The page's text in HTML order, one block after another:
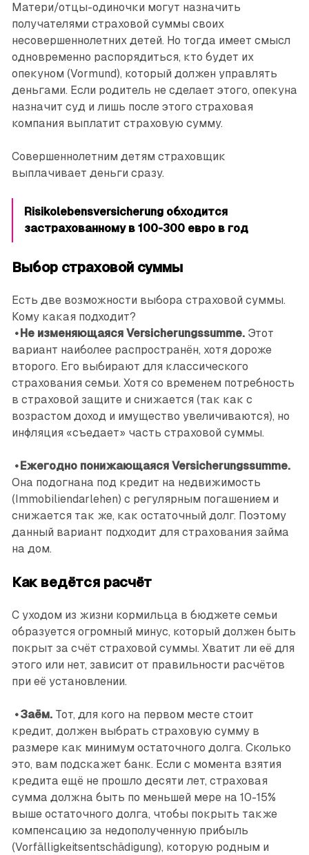
Матери/отцы-одиночки могут назначить
получателями страховой суммы своих
несовершеннолетних детей. Но тогда имеет смысл
одновременно распорядиться, кто будет их
опекуном (Vormund), который должен управлять
деньгами. Если родитель не сделает этого, опекуна
назначит суд и лишь после этого страховая
компания выплатит страховую сумму.
Совершеннолетним детям страховщик
выплачивает деньги сразу.
Risikolebensversicherung обходится
застрахованному в 100-300 евро в год
Выбор страховой суммы
Есть две возможности выбора страховой суммы.
Кому какая подходит?
• Не изменяющаяся Versicherungssumme.Этот
вариант наиболее распространён, хотя дороже
второго. Его выбирают для классического
страхования семьи. Хотя со временем потребность
в страховой защите и снижается (так как с
возрастом доход и имущество увеличиваются), но
инфляция «съедает» часть страховой суммы.
• Ежегодно понижающаяся Versicherungssumme.
Она подогнана под кредит на недвижимость
(Immobiliendarlehen) с регулярным погашением и
снижается так же, как остаточный долг. Поэтому
данный вариант подходит для страхования займа
на дом.
Как ведётся расчёт
С уходом из жизни кормильца в бюджете семьи
образуется огромный минус, который должен быть
покрыт за счёт страховой суммы. Хватит ли её для
этого или нет, зависит от правильности расчётов
при её установлении.
• Заём. Тот, для кого на первом месте стоит
кредит, должен выбрать страховую сумму в
размере как минимум остаточного долга. Сколько
это, вам подскажет банк. Если с момента взятия
кредита ещё не прошло десяти лет, страховая
сумма должна быть по меньшей мере на 10-15%
выше остаточного долга, чтобы покрыть также
компенсацию за недополученную прибыль
(Vorfälligkeitsentschädigung), которую родным и